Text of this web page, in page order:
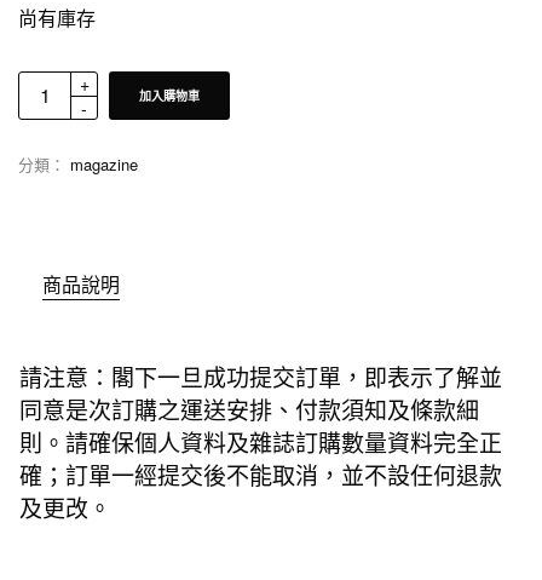
尚有庫存
加入購物車
分類： magazine
商品說明
請注意：閣下一旦成功提交訂單，即表示了解並
同意是次訂購之運送安排、付款須知及條款細
則。請確保個人資料及雜誌訂購數量資料完全正
確；訂單一經提交後不能取消，並不設任何退款
及更改。